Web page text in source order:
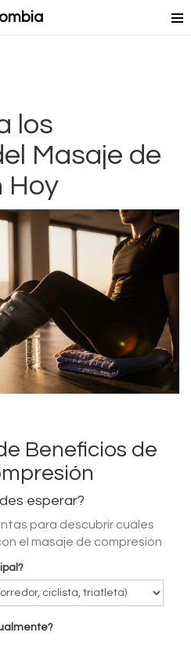
Lésbicos
Lingam
los
Masaje de
Hoy
Beneficios de
esperar?
para descubrir cuáles
el masaje de compresión